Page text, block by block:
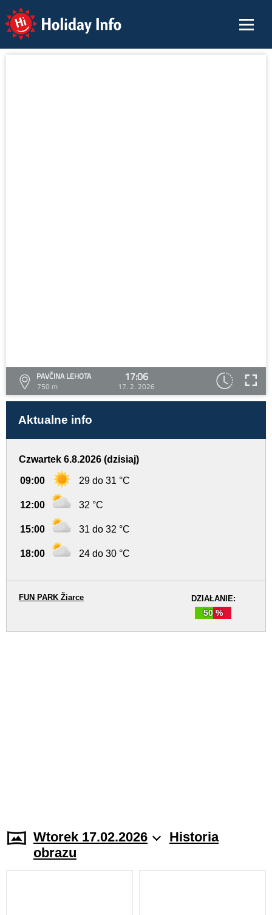
Holiday Info
PAVČINA LEHOTA
750 m
17:06
17. 2. 2026
Aktualne info
Czwartek 6.8.2026 (dzisiaj)
09:00 29 do 31 °C
12:00 32 °C
15:00 31 do 32 °C
18:00 24 do 30 °C
DZIAŁANIE:
50 %
FUN PARK Žiarce
Wtorek 17.02.2026
Historia
obrazu